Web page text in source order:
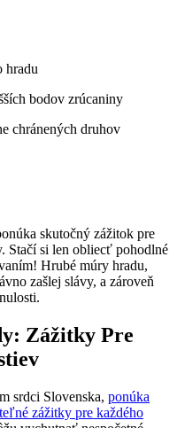
hradu
bodov zrúcaniny
chránených druhov
skutočný zážitok pre
Stačí si len obliecť pohodlné
Hrubé múry hradu,
zašlej slávy, a zároveň
Zážitky Pre
srdci Slovenska, ponúka
zážitky pre každého